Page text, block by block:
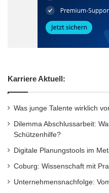
Karriere Aktuell:
Was junge Talente wirklich
Dilemma Abschlussarbeit:
Schützenhilfe?
Digitale Planungstools im
Coburg: Wissenschaft mit
Unternehmensnachfolge: